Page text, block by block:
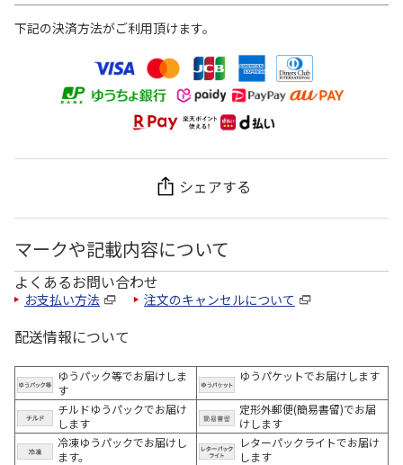
下記の決済方法がご利用頂けます。
シェアする
マークや記載内容について
よくあるお問い合わせ
お支払い方法 注文のキャンセルについて
配送情報について
ゆうパック等でお届けしま
す
ゆうパケットでお届けします
チルドゆうパックでお届け
します
定形外郵便(簡易書留)でお届
けします
冷凍ゆうパックでお届けし
ます。
レターパックライトでお届け
します